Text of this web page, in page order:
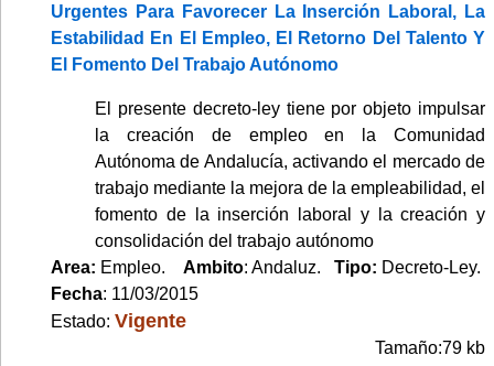
Urgentes Para Favorecer La Inserción Laboral, La
Estabilidad En El Empleo, El Retorno Del Talento Y
El Fomento Del Trabajo Autónomo
El presente decreto-ley tiene por objeto impulsar
la creación de empleo en la Comunidad
Autónoma de Andalucía, activando el mercado de
trabajo mediante la mejora de la empleabilidad, el
fomento de la inserción laboral y la creación y
consolidación del trabajo autónomo
Area: Empleo. Ambito: Andaluz. Tipo: Decreto-Ley.
Fecha: 11/03/2015
Estado: Vigente
Tamaño:79 kb